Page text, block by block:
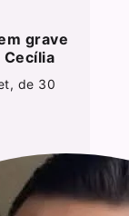
grave
Cecília
de 30